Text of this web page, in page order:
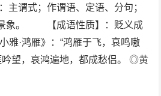
谓式；作谓语、定语、分句；
景象。 【成语性质】：贬义成
·鸿雁》：“鸿雁于飞，哀鸣嗷
望，哀鸿遍地，都成愁侣。 ◎黄